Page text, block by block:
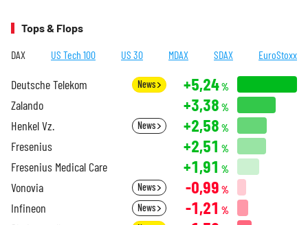
Tops & Flops
DAX US Tech 100 US 30 MDAX SDAX EuroStoxx
Deutsche Telekom News +5,24%
Zalando +3,38 %
Henkel Vz. News +2,58 %
Fresenius +2,51 %
Fresenius Medical Care +1,91 %
Vonovia News -0,99 %
Infineon News -1,21 %